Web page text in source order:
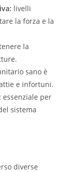
livelli
la forza e la
la
sano è
e infortuni.
essenziale per
sistema
diverse